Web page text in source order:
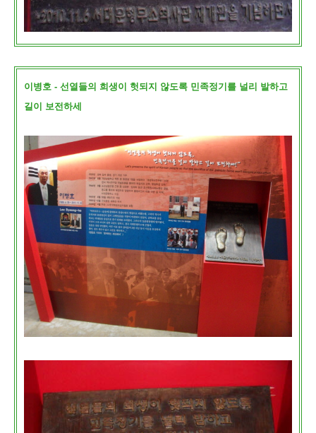
이병호 - 선열들의 희생이 헛되지 않도록 민족정기를 널리 발하고
길이 보전하세